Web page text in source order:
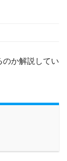
のか解説してい